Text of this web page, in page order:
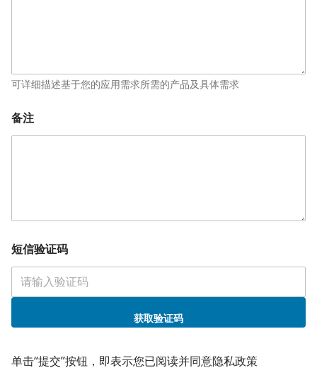
可详细描述基于您的应用需求所需的产品及具体需求
备注
短信验证码
获取验证码
单击“提交”按钮，即表示您已阅读并同意隐私政策